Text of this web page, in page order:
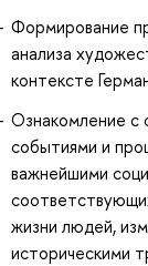
Формирование
анализа
контексте
Ознакомление с
событиями и
важнейшими
жизни людей,
историческими